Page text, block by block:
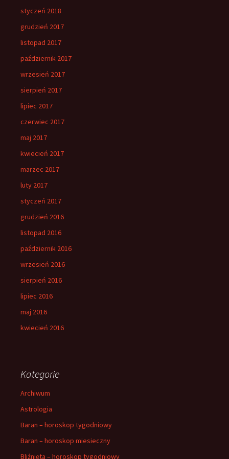
styczeń 2018
grudzień 2017
listopad 2017
październik 2017
wrzesień 2017
sierpień 2017
lipiec 2017
czerwiec 2017
maj 2017
kwiecień 2017
marzec 2017
luty 2017
styczeń 2017
grudzień 2016
listopad 2016
październik 2016
wrzesień 2016
sierpień 2016
lipiec 2016
maj 2016
kwiecień 2016
Kategorie
Archiwum
Astrologia
Baran – horoskop tygodniowy
Baran – horoskop miesieczny
Bliźnięta – horoskop tygodniowy